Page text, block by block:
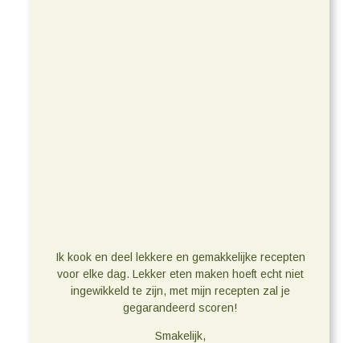
Ik kook en deel lekkere en gemakkelijke recepten
voor elke dag. Lekker eten maken hoeft echt niet
ingewikkeld te zijn, met mijn recepten zal je
gegarandeerd scoren!
Smakelijk,